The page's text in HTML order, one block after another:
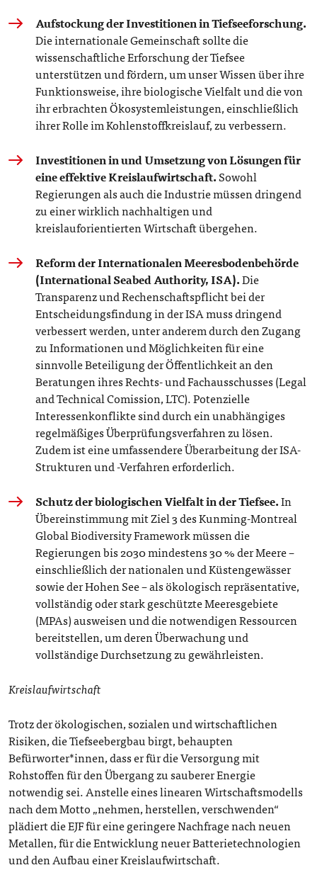
Aufstockung der Investitionen in Tiefseeforschung.
Die internationale Gemeinschaft sollte die
wissenschaftliche Erforschung der Tiefsee
unterstützen und fördern, um unser Wissen über ihre
Funktionsweise, ihre biologische Vielfalt und die von
ihr erbrachten Ökosystemleistungen, einschließlich
ihrer Rolle im Kohlenstoffkreislauf, zu verbessern.
Investitionen in und Umsetzung von Lösungen für
eine effektive Kreislaufwirtschaft.Sowohl
Regierungen als auch die Industrie müssen dringend
zu einer wirklich nachhaltigen und
kreislauforientierten Wirtschaft übergehen.
Reform der Internationalen Meeresbodenbehörde
(International Seabed Authority, ISA).Die
Transparenz und Rechenschaftspflicht bei der
Entscheidungsfindung in der ISA muss dringend
verbessert werden, unter anderem durch den Zugang
zu Informationen und Möglichkeiten für eine
sinnvolle Beteiligung der Öffentlichkeit an den
Beratungen ihres Rechts- und Fachausschusses (Legal
and Technical Comission, LTC). Potenzielle
Interessenkonflikte sind durch ein unabhängiges
regelmäßiges Überprüfungsverfahren zu lösen.
Zudem ist eine umfassendere Überarbeitung der ISA-
Strukturen und -Verfahren erforderlich.
Schutz der biologischen Vielfalt in der Tiefsee.In
Übereinstimmung mit Ziel 3 des Kunming-Montreal
Global Biodiversity Framework müssen die
Regierungen bis 2030 mindestens 30 % der Meere –
einschließlich der nationalen und Küstengewässer
sowie der Hohen See – als ökologisch repräsentative,
vollständig oder stark geschützte Meeresgebiete
(MPAs) ausweisen und die notwendigen Ressourcen
bereitstellen, um deren Überwachung und
vollständige Durchsetzung zu gewährleisten.
Kreislaufwirtschaft
Trotz der ökologischen, sozialen und wirtschaftlichen
Risiken, die Tiefseebergbau birgt, behaupten
Befürworter*innen, dass er für die Versorgung mit
Rohstoffen für den Übergang zu sauberer Energie
notwendig sei. Anstelle eines linearen Wirtschaftsmodells
nach dem Motto „nehmen, herstellen, verschwenden“
plädiert die EJF für eine geringere Nachfrage nach neuen
Metallen, für die Entwicklung neuer Batterietechnologien
und den Aufbau einer Kreislaufwirtschaft.